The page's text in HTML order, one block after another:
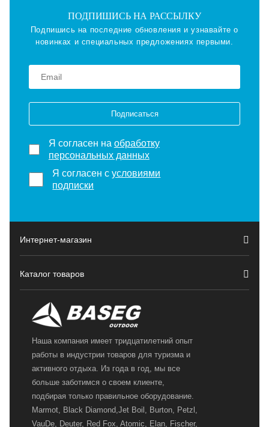
ПОДПИШИСЬ НА РАССЫЛКУ
Подпишись на последние обновления и узнавайте о
новинках и специальных предложениях первыми.
Подписаться
Я согласен на обработку
персональных данных
Я согласен сусловиями
подписки
Интернет-магазин
Каталог товаров
Наша компания имеет тридцатилетний опыт
работы в индустрии товаров для туризма и
активного отдыха. Из года в год, мы все
больше заботимся о своем клиенте,
подбирая только правильное оборудование.
Marmot, Black Diamond,Jet Boil, Burton, Petzl,
VauDe, Deuter, Red Fox, Atomic, Elan, Fischer,